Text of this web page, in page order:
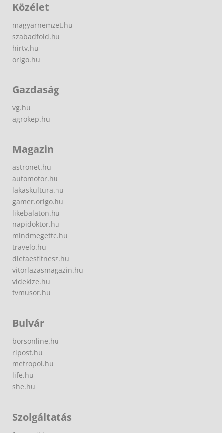
Közélet
magyarnemzet.hu
szabadfold.hu
hirtv.hu
origo.hu
Gazdaság
vg.hu
agrokep.hu
Magazin
astronet.hu
automotor.hu
lakaskultura.hu
gamer.origo.hu
likebalaton.hu
napidoktor.hu
mindmegette.hu
travelo.hu
dietaesfitnesz.hu
vitorlazasmagazin.hu
videkize.hu
tvmusor.hu
Bulvár
borsonline.hu
ripost.hu
metropol.hu
life.hu
she.hu
Szolgáltatás